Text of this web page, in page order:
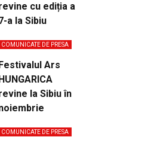
cu ediția a
a la Sibiu
COMUNICATE DE PRESA
Ars
la Sibiu în
COMUNICATE DE PRESA